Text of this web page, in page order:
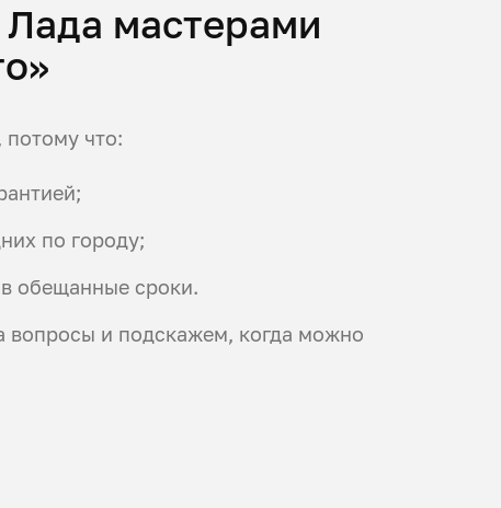
мастерами
что:
по городу;
обещанные сроки.
и подскажем, когда можно